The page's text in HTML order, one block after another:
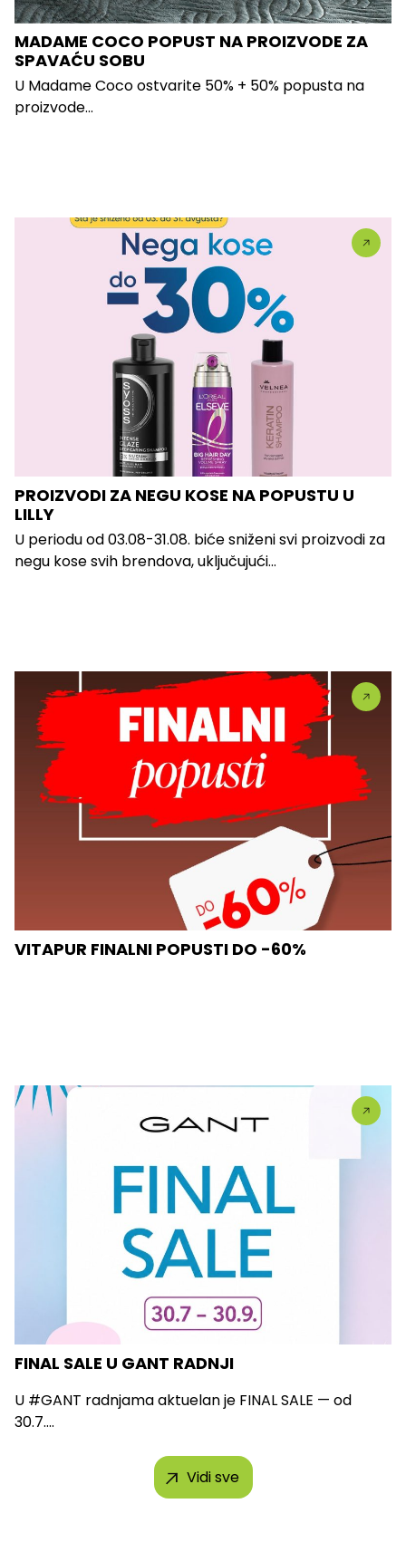
MADAME COCO POPUST NA PROIZVODE ZA
SPAVAĆU SOBU
U Madame Coco ostvarite 50% + 50% popusta na
proizvode...
PROIZVODI ZA NEGU KOSE NA POPUSTU U
LILLY
U periodu od 03.08-31.08. biće sniženi svi proizvodi za
negu kose svih brendova, uključujući...
VITAPUR FINALNI POPUSTI DO -60%
FINAL SALE U GANT RADNJI
U #GANT radnjama aktuelan je FINAL SALE — od
30.7....
Vidi sve